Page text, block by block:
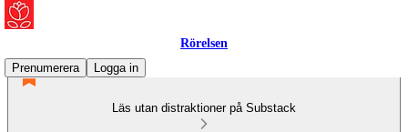
Rörelsen
Prenumerera
Logga in
Läs utan distraktioner på Substack